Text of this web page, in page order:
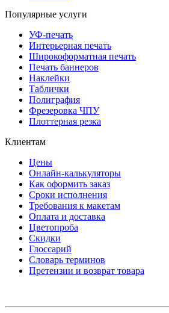
Популярные услуги
УФ-печать
Интерьерная печать
Широкоформатная печать
Печать баннеров
Наклейки
Таблички
Полиграфия
Фрезеровка ЧПУ
Плоттерная резка
Клиентам
Цены
Онлайн-калькуляторы
Как оформить заказ
Сроки исполнения
Требования к макетам
Оплата и доставка
Цветопроба
Скидки
Глоссарий
Словарь терминов
Претензии и возврат товара